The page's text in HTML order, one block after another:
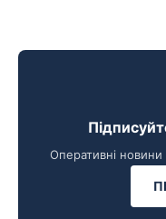
Оперативні